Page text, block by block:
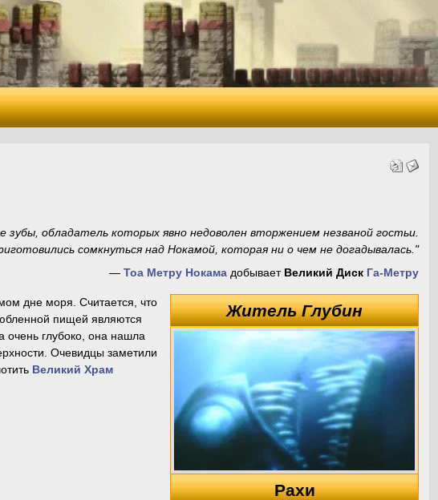
обладатель которых явно недоволен вторжением незваной гостьи.
сомкнуться над Нокамой, которая ни о чем не догадывалась. "
— Тоа Метру Нокама добывает Великий Диск Га-Метру
Житель Глубин
Рахи
дне моря. Считается, что
пищей являются
очень глубоко, она нашла
Очевидцы заметили
Великий Храм